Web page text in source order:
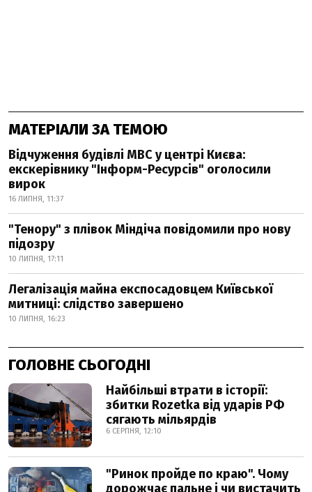
МАТЕРІАЛИ ЗА ТЕМОЮ
Відчуження будівлі МВС у центрі Києва:
екскерівнику "Інформ-Ресурсів" оголосили
вирок
16 ЛИПНЯ, 11:37
"Тенору" з плівок Міндіча повідомили про нову
підозру
10 ЛИПНЯ, 17:11
Легалізація майна експосадовцем Київської
митниці: слідство завершено
10 ЛИПНЯ, 16:23
ГОЛОВНЕ СЬОГОДНІ
Найбільші втрати в історії:
збитки Rozetka від ударів РФ
сягають мільярдів
6 СЕРПНЯ, 12:10
"Ринок пройде по краю". Чому
дорожчає пальне і чи вистачить